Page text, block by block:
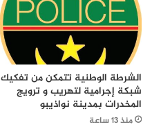
الشرطة الوطنية تتمكن من تفكيك
شبكة إجرامية لتهريب و ترويج
المخدرات بمدينة نواذيبو
منذ 13 ساعة